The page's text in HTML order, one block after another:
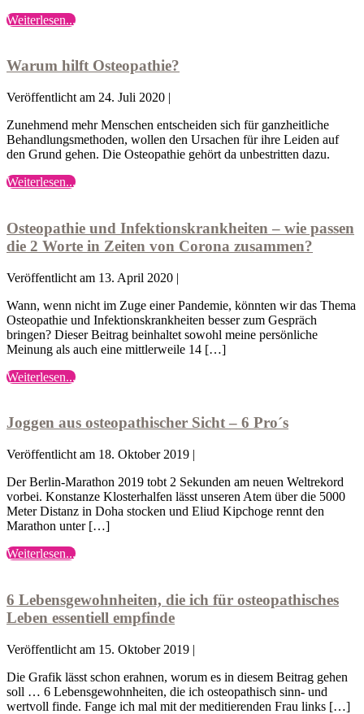
nur
Technik
anwende
Weiterlesen...3
mehr
im
Osteopathie?
Warum hilft Osteopathie?
Veröffentlicht am 24. Juli 2020 |
Zunehmend mehr Menschen entscheiden sich für ganzheitliche
Behandlungsmethoden, wollen den Ursachen für ihre Leiden auf
den Grund gehen. Die Osteopathie gehört da unbestritten dazu.
Weiterlesen...Warum
Infektionskrankheiten
–
wie
die
2
Worte
in
Zeiten
von
Corona
zusammen?
Osteopathie und Infektionskrankheiten – wie passen
die 2 Worte in Zeiten von Corona zusammen?
Veröffentlicht am 13. April 2020 |
Wann, wenn nicht im Zuge einer Pandemie, könnten wir das Thema
Osteopathie und Infektionskrankheiten besser zum Gespräch
bringen? Dieser Beitrag beinhaltet sowohl meine persönliche
Meinung als auch eine mittlerweile 14 […]
Weiterlesen...Osteopathie
–
passen
2
Worte
in
Zeiten
Corona
osteopathischer
Sicht
–
Pro
´s
Joggen aus osteopathischer Sicht – 6 Pro´s
Veröffentlicht am 18. Oktober 2019 |
Der Berlin-Marathon 2019 tobt 2 Sekunden am neuen Weltrekord
vorbei. Konstanze Klosterhalfen lässt unseren Atem über die 5000
Meter Distanz in Doha stocken und Eliud Kipchoge rennt den
Marathon unter […]
Weiterlesen...Joggen
Sicht
–
6
´s
die
ich
für
Leben
essentiell
empfinde
6 Lebensgewohnheiten, die ich für osteopathisches
Leben essentiell empfinde
Veröffentlicht am 15. Oktober 2019 |
Die Grafik lässt schon erahnen, worum es in diesem Beitrag gehen
soll … 6 Lebensgewohnheiten, die ich osteopathisch sinn- und
wertvoll finde. Fange ich mal mit der meditierenden Frau links […]